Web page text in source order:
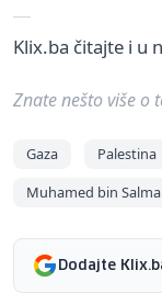
Klix.ba čitajte i u
Znate nešto više o
Gaza Palestina
Muhamed bin
Dodajte